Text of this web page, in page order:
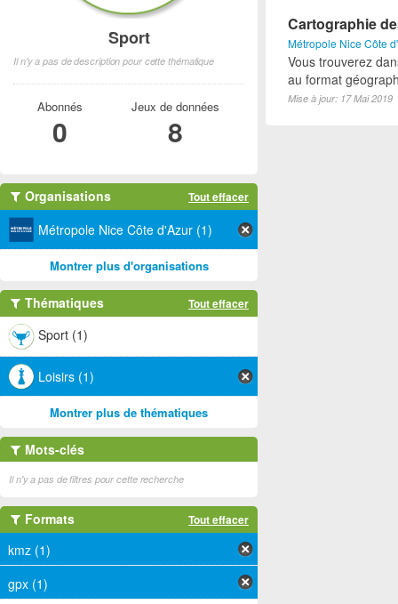
Cartographie
Métropole Nice Côte
Vous trouverez
au format
Mise à jour: 17 Mai 2019
Sport
Il n'y a pas de description pour cette thématique
Abonnés
0
Jeux de données
8
Organisations Tout effacer
Métropole Nice Côte d'Azur (1)
Montrer plus d'organisations
Thématiques Tout effacer
Sport (1)
Loisirs (1)
Montrer plus de thématiques
Mots-clés
Il n'y a pas de filtres pour cette recherche
Formats Tout effacer
kmz (1)
gpx (1)